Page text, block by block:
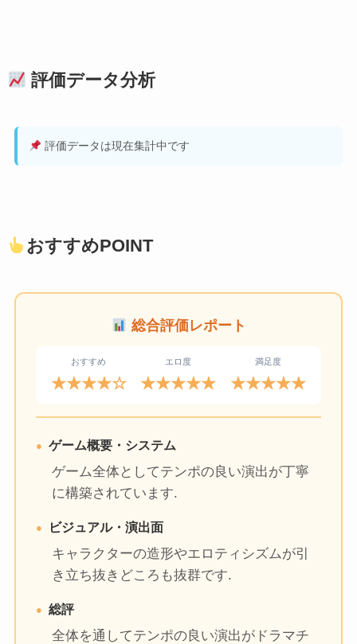
評価データ分析
評価データは現在集計中です
おすすめPOINT
総合評価レポート
おすすめ
★★★★☆
エロ度
★★★★★
満足度
★★★★★
ゲーム概要・システム
ゲーム全体としてテンポの良い演出が丁寧
に構築されています.
ビジュアル・演出面
キャラクターの造形やエロティシズムが引
き立ち抜きどころも抜群です.
総評
全体を通してテンポの良い演出がドラマチ